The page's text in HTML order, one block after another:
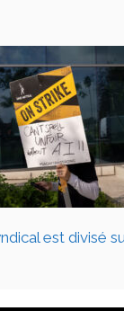
est divisé